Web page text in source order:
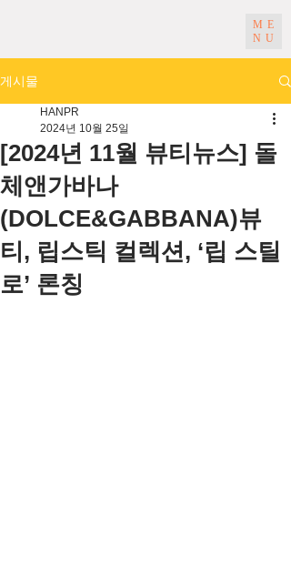
ME
NU
게시물
[2024년 11월 뷰티뉴스] 돌
체앤가바나
(DOLCE&GABBANA)뷰
티, 립스틱 컬렉션, ‘립 스틸
로’ 론칭
HANPR
2024년 10월 25일